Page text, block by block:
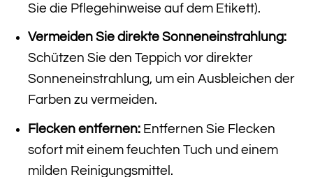
Sie die Pflegehinweise auf dem Etikett).
Vermeiden Sie direkte Sonneneinstrahlung:
Schützen Sie den Teppich vor direkter
Sonneneinstrahlung, um ein Ausbleichen der
Farben zu vermeiden.
Flecken entfernen:Entfernen Sie Flecken
sofort mit einem feuchten Tuch und einem
milden Reinigungsmittel.